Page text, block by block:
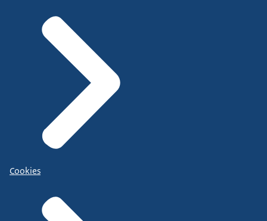
Cookies